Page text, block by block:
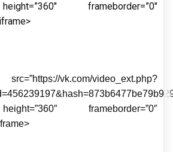
frameborder=”0″
vk.com/video_ext.php?
frameborder=”0″